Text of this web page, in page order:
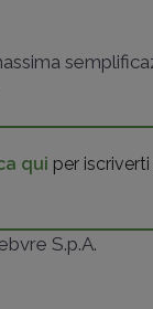
qui per
S.p.A.